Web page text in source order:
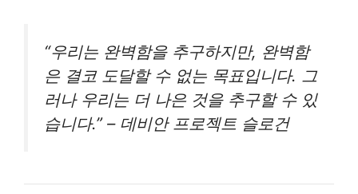
“우리는 완벽함을 추구하지만, 완벽함
은 결코 도달할 수 없는 목표입니다. 그
러나 우리는 더 나은 것을 추구할 수 있
습니다.” – 데비안 프로젝트 슬로건